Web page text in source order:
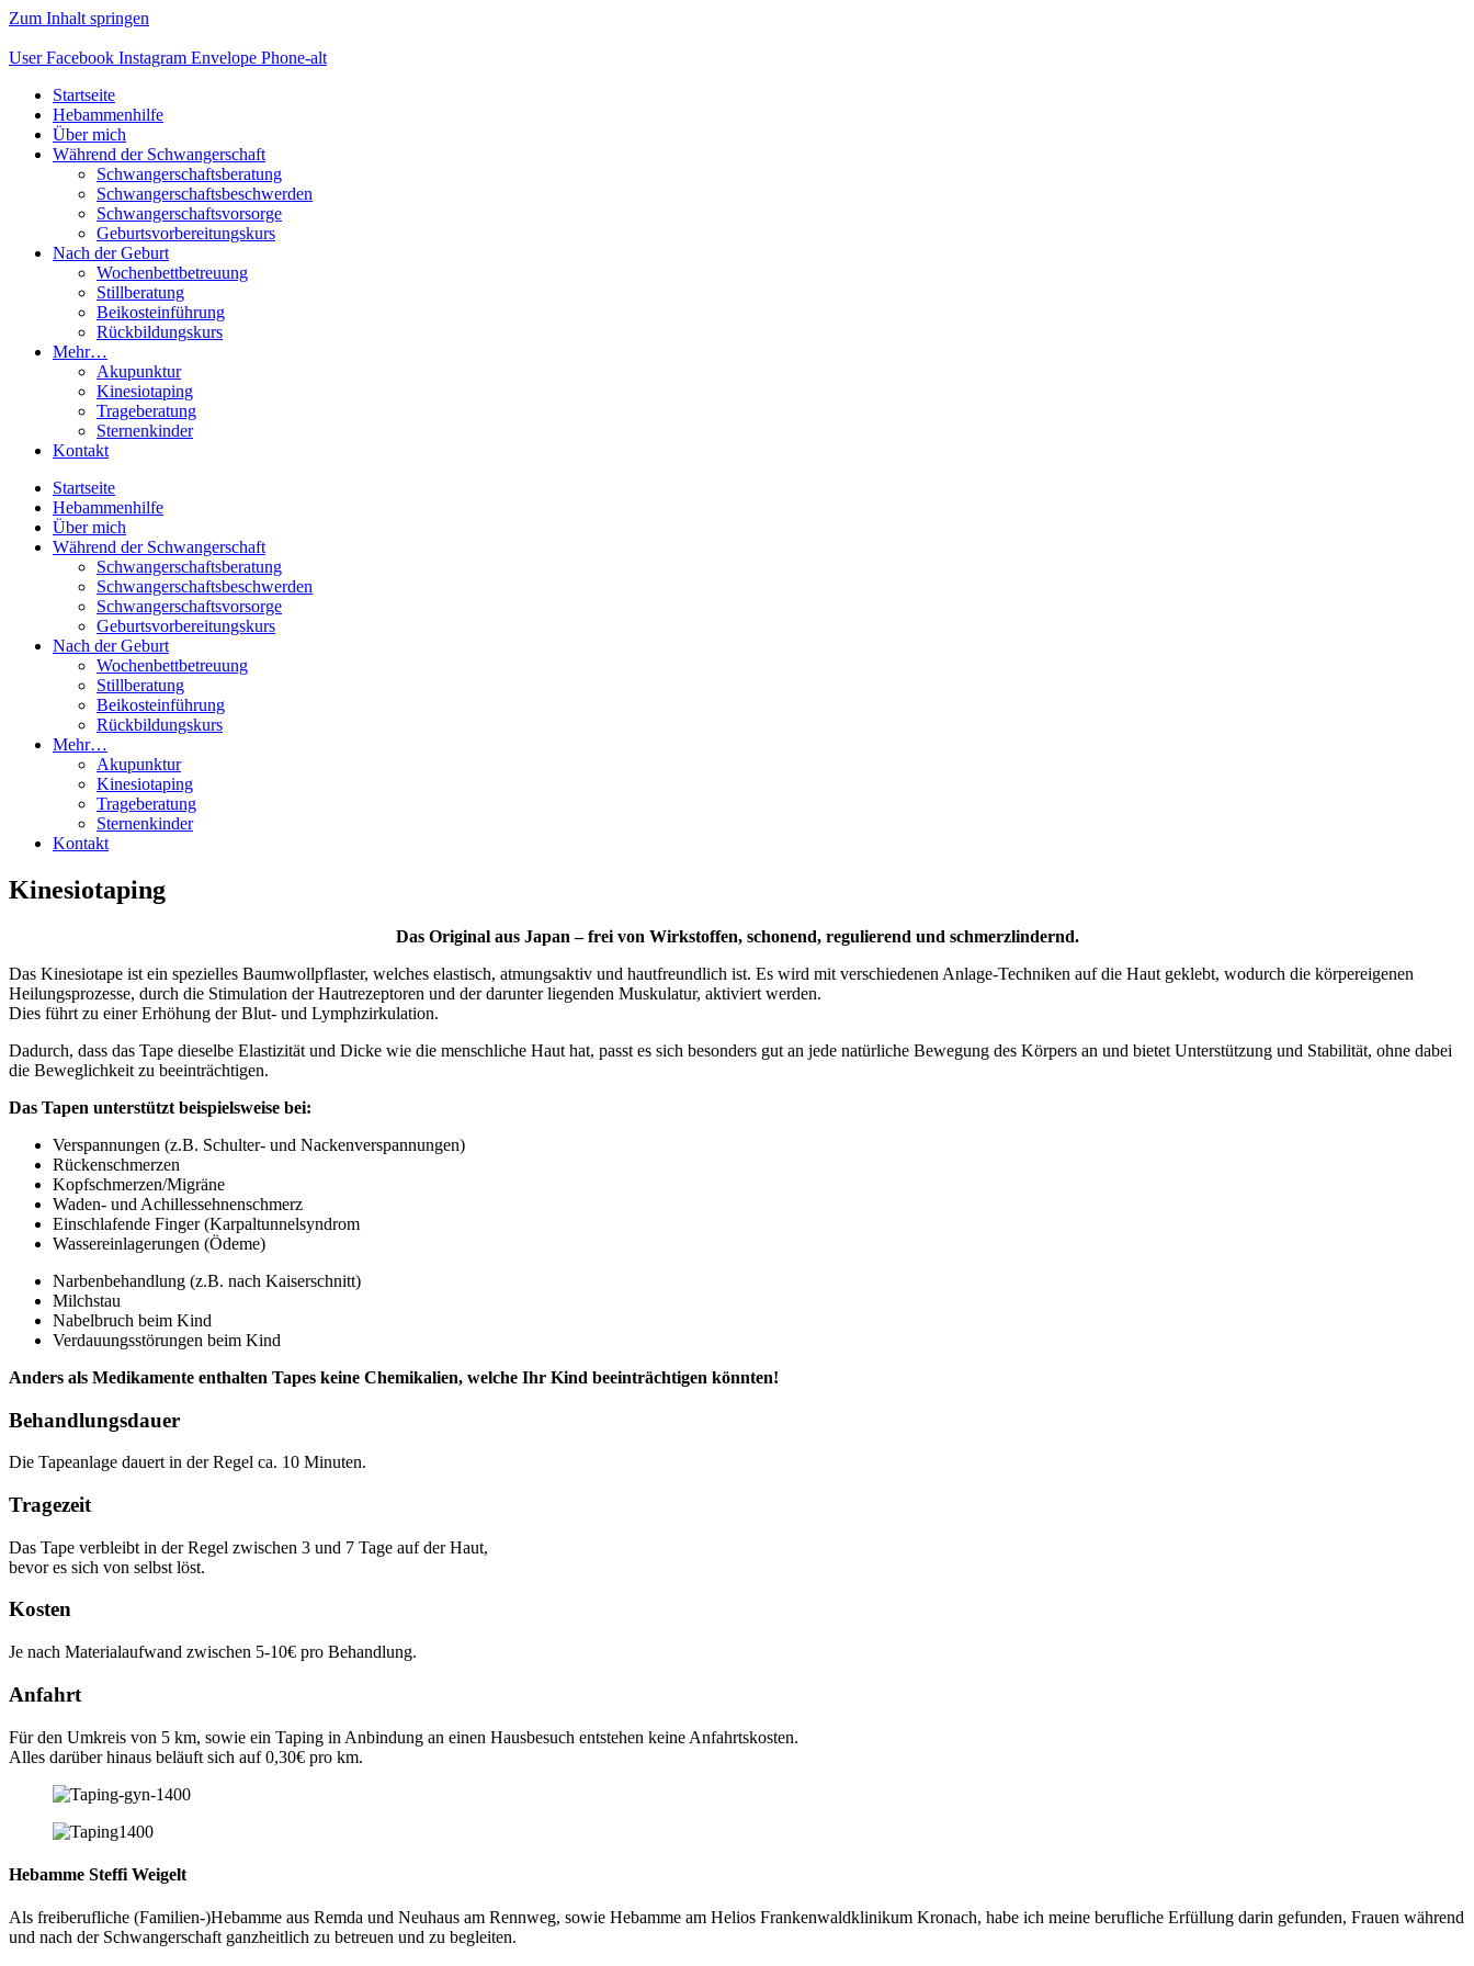
Zum Inhalt springen
User Facebook Instagram Envelope Phone-alt
Startseite
Hebammenhilfe
Über mich
Während der Schwangerschaft
Schwangerschaftsberatung
Schwangerschaftsbeschwerden
Schwangerschaftsvorsorge
Geburtsvorbereitungskurs
Nach der Geburt
Wochenbettbetreuung
Stillberatung
Beikosteinführung
Rückbildungskurs
Mehr…
Akupunktur
Kinesiotaping
Trageberatung
Sternenkinder
Kontakt
Startseite
Hebammenhilfe
Über mich
Während der Schwangerschaft
Schwangerschaftsberatung
Schwangerschaftsbeschwerden
Schwangerschaftsvorsorge
Geburtsvorbereitungskurs
Nach der Geburt
Wochenbettbetreuung
Stillberatung
Beikosteinführung
Rückbildungskurs
Mehr…
Akupunktur
Kinesiotaping
Trageberatung
Sternenkinder
Kontakt
Kinesiotaping
Das Original aus Japan – frei von Wirkstoffen, schonend, regulierend und schmerzlindernd.
Das Kinesiotape ist ein spezielles Baumwollpflaster, welches elastisch, atmungsaktiv und hautfreundlich ist. Es wird mit verschiedenen Anlage-Techniken auf die Haut geklebt, wodurch die körpereigenen
Heilungsprozesse, durch die Stimulation der Hautrezeptoren und der darunter liegenden Muskulatur, aktiviert werden.
Dies führt zu einer Erhöhung der Blut- und Lymphzirkulation.
Dadurch, dass das Tape dieselbe Elastizität und Dicke wie die menschliche Haut hat, passt es sich besonders gut an jede natürliche Bewegung des Körpers an und bietet Unterstützung und Stabilität, ohne dabei
die Beweglichkeit zu beeinträchtigen.
Das Tapen unterstützt beispielsweise bei:
Verspannungen (z.B. Schulter- und Nackenverspannungen)
Rückenschmerzen
Kopfschmerzen/Migräne
Waden- und Achillessehnenschmerz
Einschlafende Finger (Karpaltunnelsyndrom
Wassereinlagerungen (Ödeme)
Narbenbehandlung (z.B. nach Kaiserschnitt)
Milchstau
Nabelbruch beim Kind
Verdauungsstörungen beim Kind
Anders als Medikamente enthalten Tapes keine Chemikalien, welche Ihr Kind beeinträchtigen könnten!
Behandlungsdauer
Die Tapeanlage dauert in der Regel ca. 10 Minuten.
Tragezeit
Das Tape verbleibt in der Regel zwischen 3 und 7 Tage auf der Haut,
bevor es sich von selbst löst.​
Kosten
Je nach Materialaufwand zwischen 5-10€ pro Behandlung.
Anfahrt
Für den Umkreis von 5 km, sowie ein Taping in Anbindung an einen Hausbesuch entstehen keine Anfahrtskosten.
Alles darüber hinaus beläuft sich auf 0,30€ pro km.
Hebamme Steffi Weigelt
Als freiberufliche (Familien-)Hebamme aus Remda und Neuhaus am Rennweg, sowie Hebamme am Helios Frankenwaldklinikum Kronach, habe ich meine berufliche Erfüllung darin gefunden, Frauen während
und nach der Schwangerschaft ganzheitlich zu betreuen und zu begleiten.